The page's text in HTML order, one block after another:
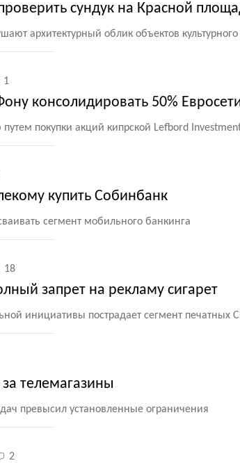
сундук на Красной
архитектурный облик объектов
1
консолидировать 50%
покупки акций кипрской Lefbord
купить Собинбанк
сегмент мобильного банкинга
18
запрет на рекламу сигарет
инициативы пострадает сегмент печатных
телемагазины
превысил установленные ограничения
2